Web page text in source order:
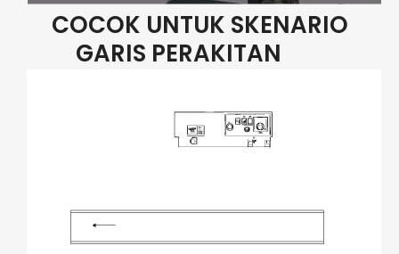
COCOK UNTUK SKENARIO
GARIS PERAKITAN